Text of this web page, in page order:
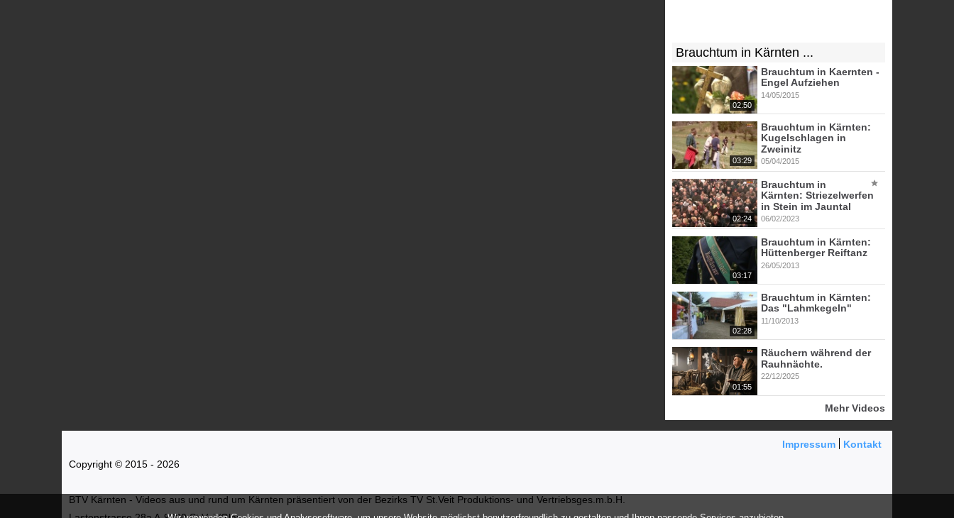
Brauchtum in Kärnten ...
02:50
Brauchtum in Kaernten -
Engel Aufziehen
14/05/2015
03:29
Brauchtum in Kärnten:
Kugelschlagen in
Zweinitz
05/04/2015
02:24
Brauchtum in
Kärnten: Striezelwerfen
in Stein im Jauntal
06/02/2023
03:17
Brauchtum in Kärnten:
Hüttenberger Reiftanz
26/05/2013
02:28
Brauchtum in Kärnten:
Das "Lahmkegeln"
11/10/2013
01:55
Räuchern während der
Rauhnächte.
22/12/2025
Mehr Videos
Impressum
Kontakt
Copyright © 2015 - 2026
BTV Kärnten - Videos aus und rund um Kärnten präsentiert von der Bezirks TV St.Veit Produktions- und Vertriebsges.m.b.H.